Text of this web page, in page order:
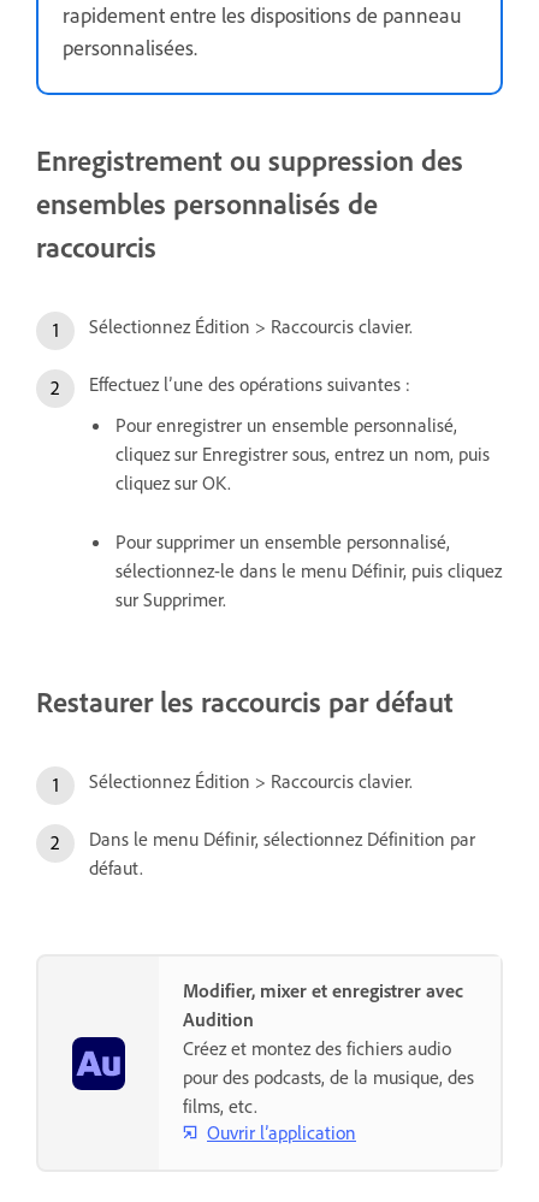
rapidement entre les dispositions de panneau
personnalisées.
Enregistrement ou suppression des
ensembles personnalisés de
raccourcis
Sélectionnez Édition > Raccourcis clavier.
Effectuez l’une des opérations suivantes :
Pour enregistrer un ensemble personnalisé,
cliquez sur Enregistrer sous, entrez un nom, puis
cliquez sur OK.
Pour supprimer un ensemble personnalisé,
sélectionnez-le dans le menu Définir, puis cliquez
sur Supprimer.
Restaurer les raccourcis par défaut
Sélectionnez Édition > Raccourcis clavier.
Dans le menu Définir, sélectionnez Définition par
défaut.
Modifier, mixer et enregistrer avec
Audition
Créez et montez des fichiers audio
pour des podcasts, de la musique, des
films, etc.
Ouvrir l’application